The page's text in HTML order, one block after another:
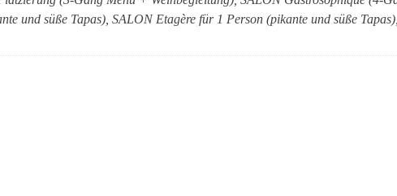
und süße Tapas), SALON Etagère für 1 Person (pikante und süße